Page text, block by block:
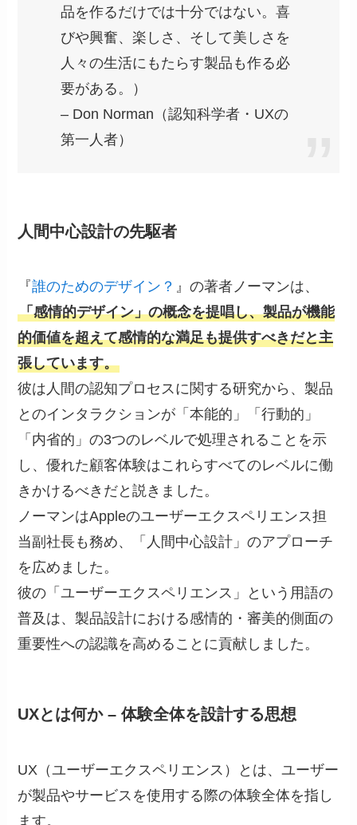
品を作るだけでは十分ではない。喜
びや興奮、楽しさ、そして美しさを
人々の生活にもたらす製品も作る必
要がある。）
– Don Norman（認知科学者・UXの
第一人者）
人間中心設計の先駆者
『誰のためのデザイン？ 』の著者ノーマンは、
「感情的デザイン」の概念を提唱し、製品が機能
的価値を超えて感情的な満足も提供すべきだと主
張しています。
彼は人間の認知プロセスに関する研究から、製品
とのインタラクションが「本能的」「行動的」
「内省的」の3つのレベルで処理されることを示
し、優れた顧客体験はこれらすべてのレベルに働
きかけるべきだと説きました。
ノーマンはAppleのユーザーエクスペリエンス担
当副社長も務め、「人間中心設計」のアプローチ
を広めました。
彼の「ユーザーエクスペリエンス」という用語の
普及は、製品設計における感情的・審美的側面の
重要性への認識を高めることに貢献しました。
UXとは何か – 体験全体を設計する思想
UX（ユーザーエクスペリエンス）とは、ユーザー
が製品やサービスを使用する際の体験全体を指し
ます。